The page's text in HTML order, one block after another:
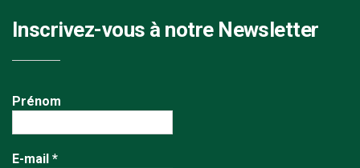
Inscrivez-vous à notre Newsletter
Prénom
E-mail *